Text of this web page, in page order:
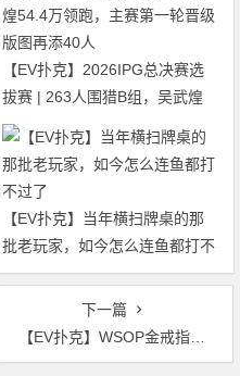
【EV扑克】2026IPG总决赛选
拔赛 | 263人围猎B组，吴武煌
54.4万领跑，主赛第一轮晋级版
【EV扑克】当年横扫牌桌的那
批老玩家，如今怎么连鱼都打不
过了
下一篇
【EV扑克】WSOP金戒指主赛事｜中国选手段超、舒建国勇闯FT，向223万刀冠军奖励发起冲击！